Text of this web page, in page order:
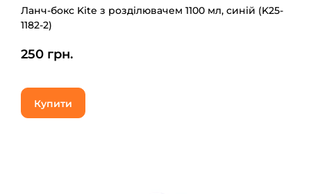
Ланч-бокс Kite з розділювачем 1100 мл, синій (K25-
1182-2)
250 грн.
Купити